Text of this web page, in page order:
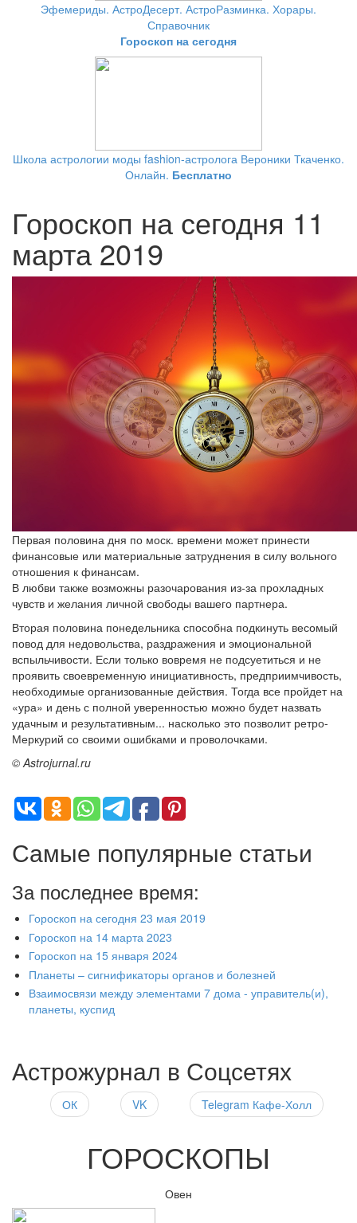
Эфемериды. АстроДесерт. АстроРазминка. Хорары.
Справочник
Гороскоп на сегодня
Школа астрологии моды fashion-астролога Вероники Ткаченко.
Онлайн. Бесплатно
Гороскоп на сегодня 11
марта 2019
Первая половина дня по моск. времени может принести
финансовые или материальные затруднения в силу вольного
отношения к финансам.
В любви также возможны разочарования из-за прохладных
чувств и желания личной свободы вашего партнера.
Вторая половина понедельника способна подкинуть весомый
повод для недовольства, раздражения и эмоциональной
вспыльчивости. Если только вовремя не подсуетиться и не
проявить своевременную инициативность, предприимчивость,
необходимые организованные действия. Тогда все пройдет на
«ура» и день с полной уверенностью можно будет назвать
удачным и результативным... насколько это позволит ретро-
Меркурий со своими ошибками и проволочками.
© Astrojurnal.ru
Самые популярные статьи
За последнее время:
Гороскоп на сегодня 23 мая 2019
Гороскоп на 14 марта 2023
Гороскоп на 15 января 2024
Планеты – сигнификаторы органов и болезней
Взаимосвязи между элементами 7 дома - управитель(и),
планеты, куспид
Астрожурнал в Соцсетях
ОК VK Telegram Кафе-Холл
ГОРОСКОПЫ
Овен